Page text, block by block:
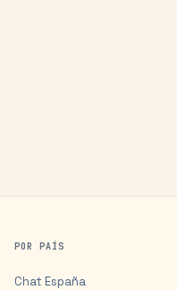
POR PAÍS
Chat España